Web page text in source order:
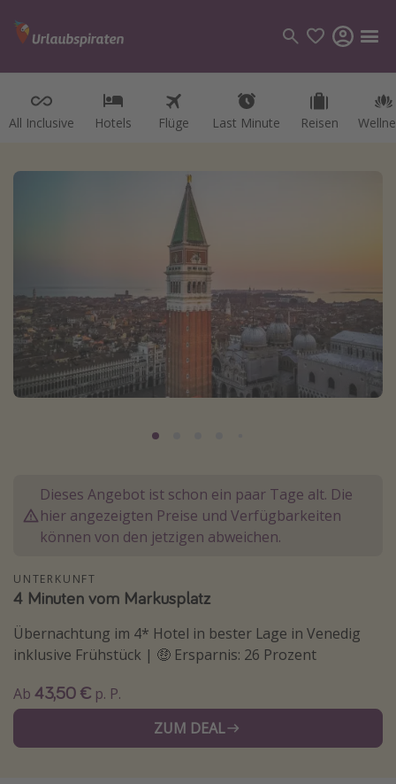
All Inclusive Hotels Flüge Last Minute Reisen
Kategorien
Reiseziele
Alle Reiseziele
Österreich
Italien
Reisethemen
Städtereisen
Wellnessurlaub
Kurzurlaub
Dieses Angebot ist schon ein paar Tage alt. Die
hier angezeigten Preise und Verfügbarkeiten
können von den jetzigen abweichen.
UNTERKUNFT
4 Minuten vom Markusplatz
Übernachtung im 4* Hotel in bester Lage in Venedig
inklusive Frühstück | 🤑 Ersparnis: 26 Prozent
Ab 43,50 € p. P.
ZUM DEAL